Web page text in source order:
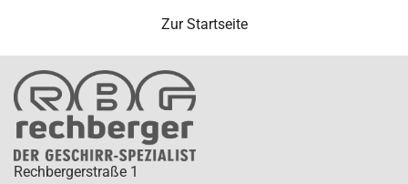
Zur Startseite
Rechbergerstraße 1